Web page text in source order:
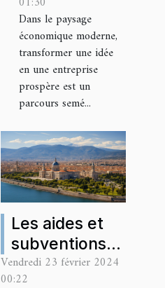
entreprise
prospère :
étapes et
stratégies
clés
Dans le paysage
économique moderne,
transformer une idée
en une entreprise
prospère est un
parcours semé...
Les aides et
subventions
disponibles
Vendredi 23 février 2024
00:22